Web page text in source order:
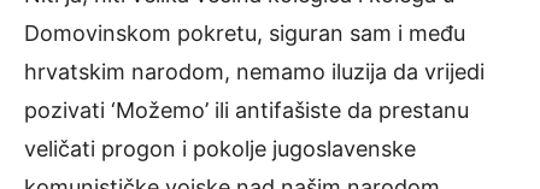
Domovinskom pokretu, siguran sam i među
hrvatskim narodom, nemamo iluzija da vrijedi
pozivati ‘Možemo’ ili antifašiste da prestanu
veličati progon i pokolje jugoslavenske